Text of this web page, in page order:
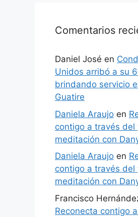
Comentarios
Daniel José en
Unidos arribó a su
brindando servicio
Guatire
Daniela Araujo en
contigo a través del
meditación con
Daniela Araujo en
contigo a través del
meditación con
Francisco
Reconecta contigo